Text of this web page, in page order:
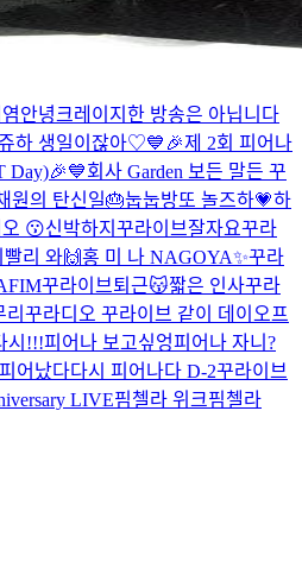
안녕 크레이지한 방송은 아닙니다
하 생일이잖아♡💙🎉제 2회 피어나
Day)🎉💙회사 Garden 보든 말든 꾸
원의 탄신일🎂눕눕방또 놀즈하💗하
😗신박하지 꾸라이브잘자요꾸라
빨리 와🙌홍 미 나 NAGOYA✨️꾸라
꾸라이브퇴근😽짧은 인사꾸라
꾸라디오 꾸라이브 같이 데이오프
시!!!피어나 보고싶엉피어나 자니?
피어났다다시 피어나다 D-2꾸라이브
LIVE핌첼라 위크핌첼라